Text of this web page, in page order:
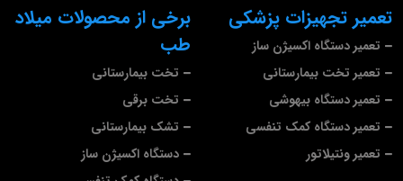
برخی از محصولات میلاد
طب
تخت بیمارستانی
تخت برقی
تشک بیمارستانی
دستگاه اکسیژن ساز
تعمیر تجهیزات پزشکی
تعمیر دستگاه اکسیژن ساز
تعمیر تخت بیمارستانی
تعمیر دستگاه بیهوشی
تعمیر دستگاه کمک تنفسی
تعمیر ونتیلاتور